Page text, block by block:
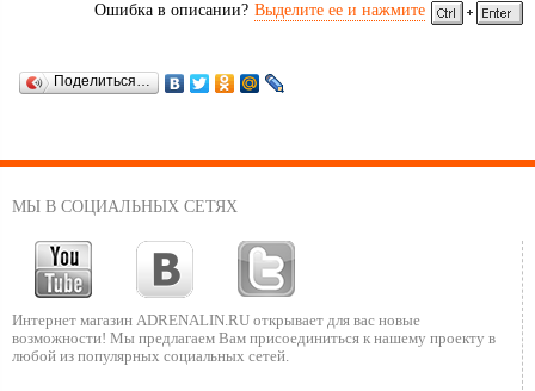
Ошибка в описании? Выделите ее и нажмите
Поделиться…
МЫ В СОЦИАЛЬНЫХ СЕТЯХ
Интернет магазин ADRENALIN.RU открывает для вас новые
возможности! Мы предлагаем Вам присоединиться к нашему проекту в
любой из популярных социальных сетей.